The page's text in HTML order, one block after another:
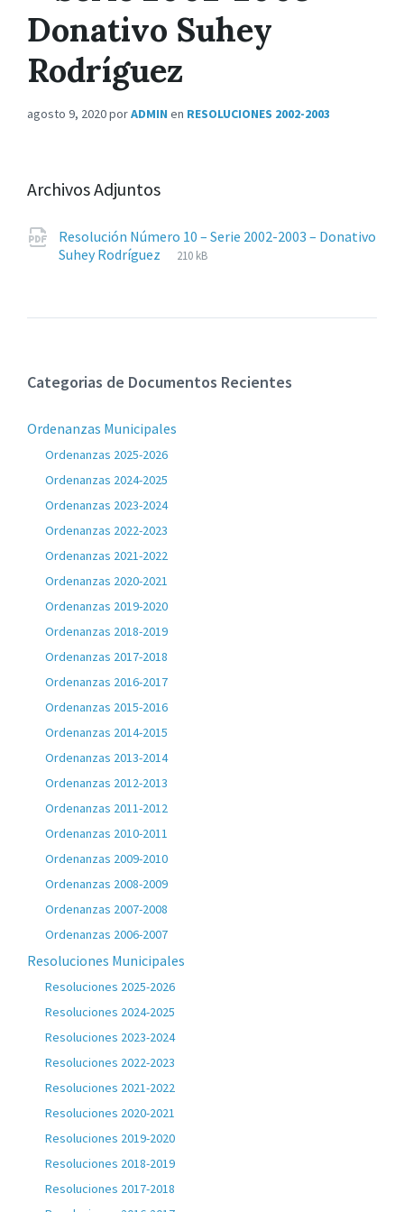
Donativo Suhey
Rodríguez
agosto 9, 2020porADMIN en RESOLUCIONES 2002-2003
Archivos Adjuntos
Resolución Número 10 – Serie 2002-2003 – Donativo
Suhey Rodríguez
Extensiones
pdf
Tamaño
210 kB
Categorias de Documentos Recientes
Ordenanzas Municipales
Ordenanzas 2025-2026
Ordenanzas 2024-2025
Ordenanzas 2023-2024
Ordenanzas 2022-2023
Ordenanzas 2021-2022
Ordenanzas 2020-2021
Ordenanzas 2019-2020
Ordenanzas 2018-2019
Ordenanzas 2017-2018
Ordenanzas 2016-2017
Ordenanzas 2015-2016
Ordenanzas 2014-2015
Ordenanzas 2013-2014
Ordenanzas 2012-2013
Ordenanzas 2011-2012
Ordenanzas 2010-2011
Ordenanzas 2009-2010
Ordenanzas 2008-2009
Ordenanzas 2007-2008
Ordenanzas 2006-2007
Resoluciones Municipales
Resoluciones 2025-2026
Resoluciones 2024-2025
Resoluciones 2023-2024
Resoluciones 2022-2023
Resoluciones 2021-2022
Resoluciones 2020-2021
Resoluciones 2019-2020
Resoluciones 2018-2019
Resoluciones 2017-2018